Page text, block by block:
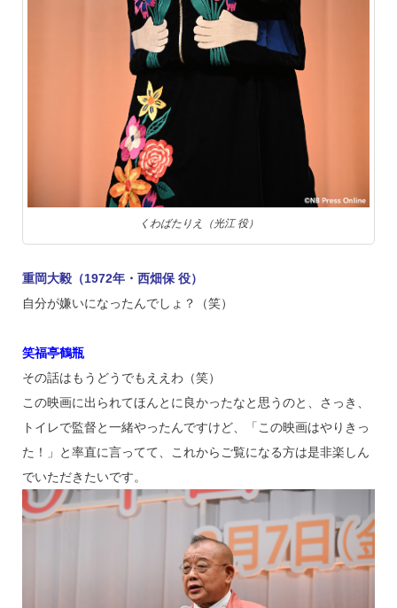
くわばたりえ（光江 役）
重岡大毅（1972年・西畑保 役）
自分が嫌いになったんでしょ？（笑）
笑福亭鶴瓶
その話はもうどうでもええわ（笑）
この映画に出られてほんとに良かったなと思うのと、さっき、
トイレで監督と一緒やったんですけど、「この映画はやりきっ
た！」と率直に言ってて、これからご覧になる方は是非楽しん
でいただきたいです。